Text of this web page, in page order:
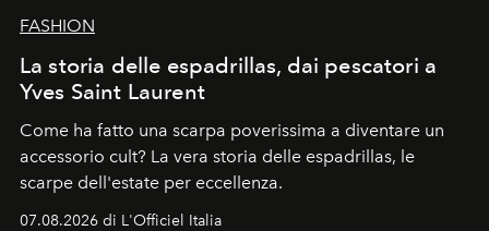
FASHION
La storia delle espadrillas, dai pescatori a
Yves Saint Laurent
Come ha fatto una scarpa poverissima a diventare un
accessorio cult? La vera storia delle espadrillas, le
scarpe dell'estate per eccellenza.
07.08.2026 di L'Officiel Italia